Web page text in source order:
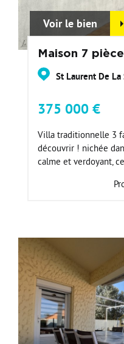
Voir le bien
Maison 7
St Laurent De
375 000 €
Villa traditionnelle 3
découvrir ! nichée
calme et verdoyant,